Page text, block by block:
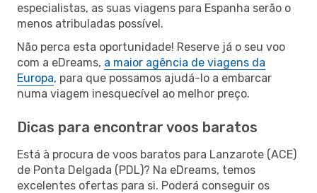
especialistas, as suas viagens para Espanha serão o
menos atribuladas possível.
Não perca esta oportunidade! Reserve já o seu voo
com a eDreams, a maior agência de viagens da
Europa, para que possamos ajudá-lo a embarcar
numa viagem inesquecível ao melhor preço.
Dicas para encontrar voos baratos
Está à procura de voos baratos para Lanzarote (ACE)
de Ponta Delgada (PDL)? Na eDreams, temos
excelentes ofertas para si. Poderá conseguir os